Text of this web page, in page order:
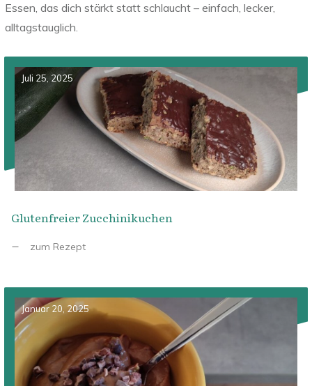
Essen, das dich stärkt statt schlaucht – einfach, lecker,
alltagstauglich.
Juli 25, 2025
Glutenfreier Zucchinikuchen
zum Rezept
Januar 20, 2025